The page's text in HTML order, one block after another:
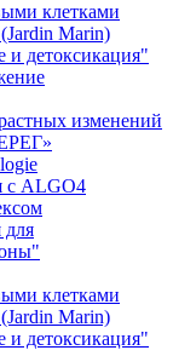
клетками
Marin)
и детоксикация"
изменений
с ALGO4
для
клетками
Marin)
и детоксикация"